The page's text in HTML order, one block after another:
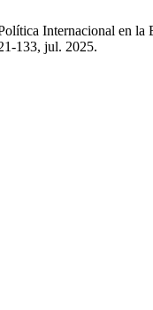
Internacional en
133, jul. 2025.